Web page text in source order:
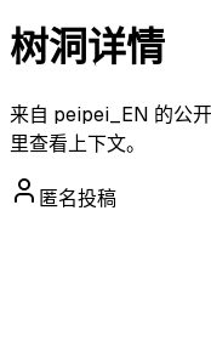
树洞详情
来自 peipei_EN 的公
里查看上下文。
匿名投稿